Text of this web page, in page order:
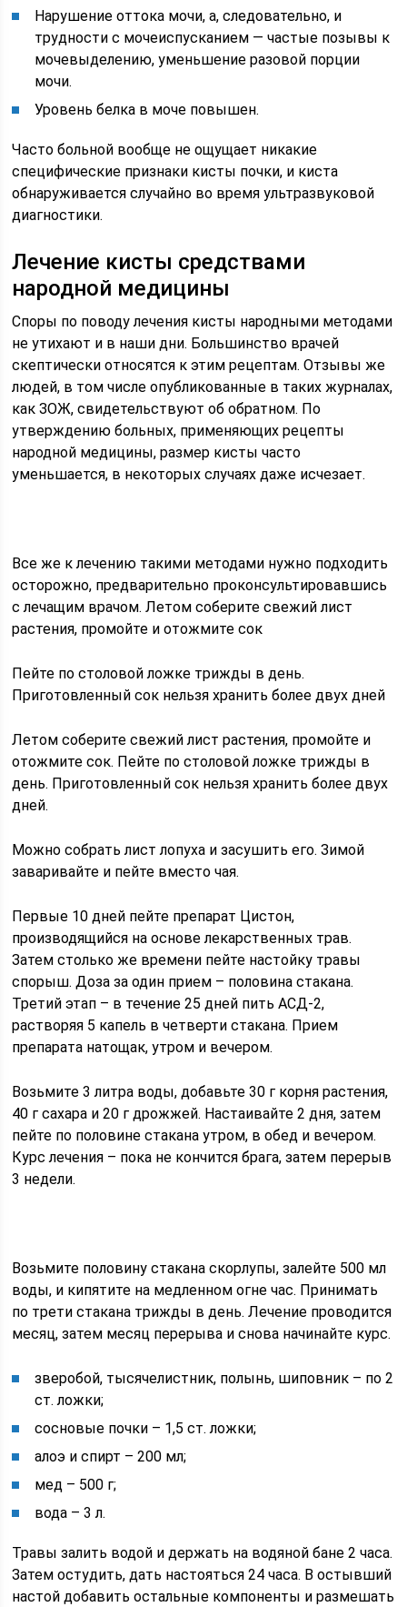
Нарушение оттока мочи, а, следовательно, и
трудности с мочеиспусканием — частые позывы к
мочевыделению, уменьшение разовой порции
мочи.
Уровень белка в моче повышен.
Часто больной вообще не ощущает никакие
специфические признаки кисты почки, и киста
обнаруживается случайно во время ультразвуковой
диагностики.
Лечение кисты средствами
народной медицины
Споры по поводу лечения кисты народными методами
не утихают и в наши дни. Большинство врачей
скептически относятся к этим рецептам. Отзывы же
людей, в том числе опубликованные в таких журналах,
как ЗОЖ, свидетельствуют об обратном. По
утверждению больных, применяющих рецепты
народной медицины, размер кисты часто
уменьшается, в некоторых случаях даже исчезает.
Все же к лечению такими методами нужно подходить
осторожно, предварительно проконсультировавшись
с лечащим врачом. Летом соберите свежий лист
растения, промойте и отожмите сок
Пейте по столовой ложке трижды в день.
Приготовленный сок нельзя хранить более двух дней
Летом соберите свежий лист растения, промойте и
отожмите сок. Пейте по столовой ложке трижды в
день. Приготовленный сок нельзя хранить более двух
дней.
Можно собрать лист лопуха и засушить его. Зимой
заваривайте и пейте вместо чая.
Первые 10 дней пейте препарат Цистон,
производящийся на основе лекарственных трав.
Затем столько же времени пейте настойку травы
спорыш. Доза за один прием – половина стакана.
Третий этап – в течение 25 дней пить АСД-2,
растворяя 5 капель в четверти стакана. Прием
препарата натощак, утром и вечером.
Возьмите 3 литра воды, добавьте 30 г корня растения,
40 г сахара и 20 г дрожжей. Настаивайте 2 дня, затем
пейте по половине стакана утром, в обед и вечером.
Курс лечения – пока не кончится брага, затем перерыв
3 недели.
Возьмите половину стакана скорлупы, залейте 500 мл
воды, и кипятите на медленном огне час. Принимать
по трети стакана трижды в день. Лечение проводится
месяц, затем месяц перерыва и снова начинайте курс.
зверобой, тысячелистник, полынь, шиповник – по 2
ст. ложки;
сосновые почки – 1,5 ст. ложки;
алоэ и спирт – 200 мл;
мед – 500 г;
вода – 3 л.
Травы залить водой и держать на водяной бане 2 часа.
Затем остудить, дать настояться 24 часа. В остывший
настой добавить остальные компоненты и размешать